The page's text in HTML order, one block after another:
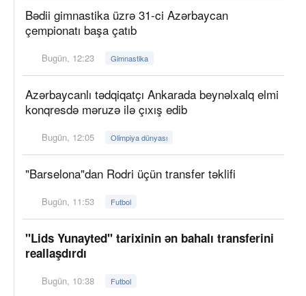
Bədii gimnastika üzrə 31-ci Azərbaycan
çempionatı başa çatıb
Bugün, 12:23 Gimnastika
Azərbaycanlı tədqiqatçı Ankarada beynəlxalq elmi
konqresdə məruzə ilə çıxış edib
Bugün, 12:05 Olimpiya dünyası
"Barselona"dan Rodri üçün transfer təklifi
Bugün, 11:53 Futbol
"Lids Yunayted" tarixinin ən bahalı transferini
reallaşdırdı
Bugün, 10:38 Futbol